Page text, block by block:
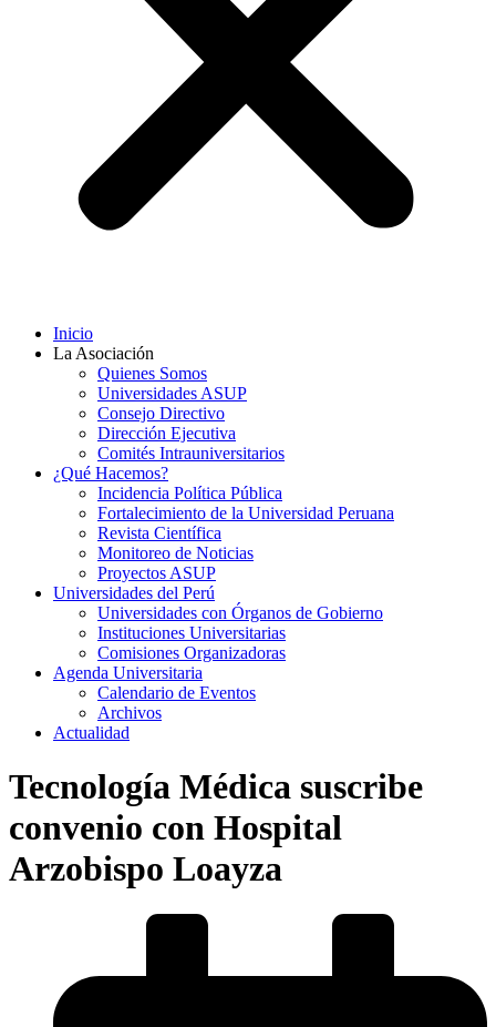
Inicio
La Asociación
Quienes Somos
Universidades ASUP
Consejo Directivo
Dirección Ejecutiva
Comités Intrauniversitarios
¿Qué Hacemos?
Incidencia Política Pública
Fortalecimiento de la Universidad Peruana
Revista Científica
Monitoreo de Noticias
Proyectos ASUP
Universidades del Perú
Universidades con Órganos de Gobierno
Instituciones Universitarias
Comisiones Organizadoras
Agenda Universitaria
Calendario de Eventos
Archivos
Actualidad
Tecnología Médica suscribe
convenio con Hospital
Arzobispo Loayza